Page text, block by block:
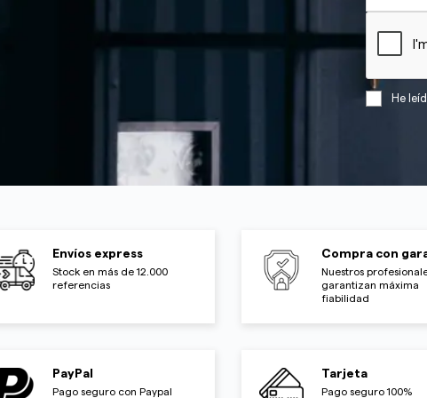
He
Envíos express
Stock en más de 12.000
referencias
Compra con
Nuestros
garantizan máxima
fiabilidad
PayPal
Pago seguro con Paypal
Tarjeta
Pago seguro 100%